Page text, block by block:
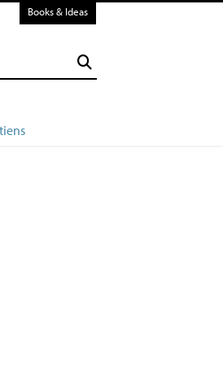
Books & Ideas